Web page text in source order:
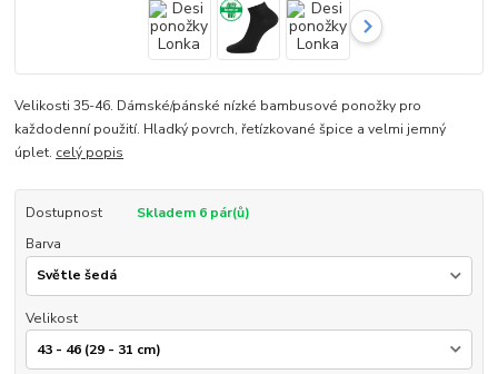
Velikosti 35-46. Dámské/pánské nízké bambusové ponožky pro
každodenní použití. Hladký povrch, řetízkované špice a velmi jemný
úplet. celý popis
Dostupnost
Skladem 6 pár(ů)
Barva
Velikost